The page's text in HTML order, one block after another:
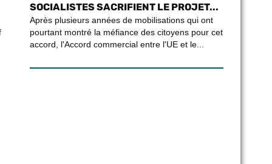
SOCIALISTES SACRIFIENT LE PROJET...
Après plusieurs années de mobilisations qui ont
pourtant montré la méfiance des citoyens pour cet
accord, l'Accord commercial entre l'UE et le...